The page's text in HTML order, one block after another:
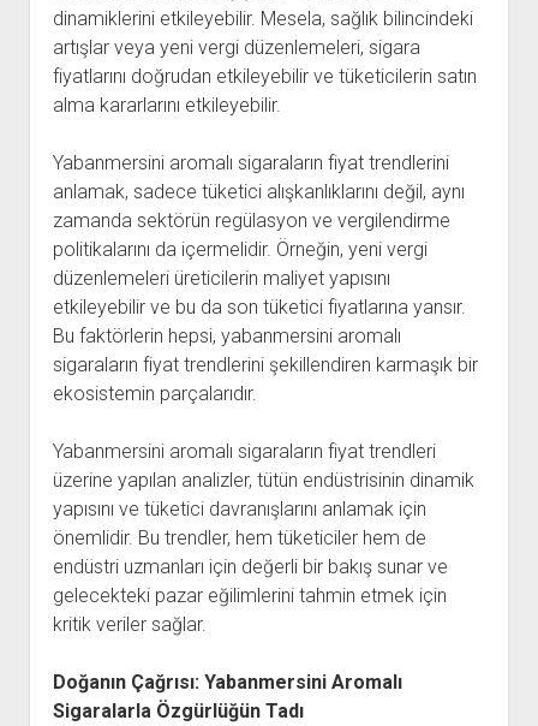
dinamiklerini etkileyebilir. Mesela, sağlık bilincindeki
artışlar veya yeni vergi düzenlemeleri, sigara
fiyatlarını doğrudan etkileyebilir ve tüketicilerin satın
alma kararlarını etkileyebilir.
Yabanmersini aromalı sigaraların fiyat trendlerini
anlamak, sadece tüketici alışkanlıklarını değil, aynı
zamanda sektörün regülasyon ve vergilendirme
politikalarını da içermelidir. Örneğin, yeni vergi
düzenlemeleri üreticilerin maliyet yapısını
etkileyebilir ve bu da son tüketici fiyatlarına yansır.
Bu faktörlerin hepsi, yabanmersini aromalı
sigaraların fiyat trendlerini şekillendiren karmaşık bir
ekosistemin parçalarıdır.
Yabanmersini aromalı sigaraların fiyat trendleri
üzerine yapılan analizler, tütün endüstrisinin dinamik
yapısını ve tüketici davranışlarını anlamak için
önemlidir. Bu trendler, hem tüketiciler hem de
endüstri uzmanları için değerli bir bakış sunar ve
gelecekteki pazar eğilimlerini tahmin etmek için
kritik veriler sağlar.
Doğanın Çağrısı: Yabanmersini Aromalı
Sigaralarla Özgürlüğün Tadı